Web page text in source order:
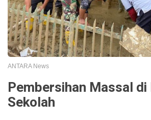
ANTARA News
Pembersihan Massal
Sekolah